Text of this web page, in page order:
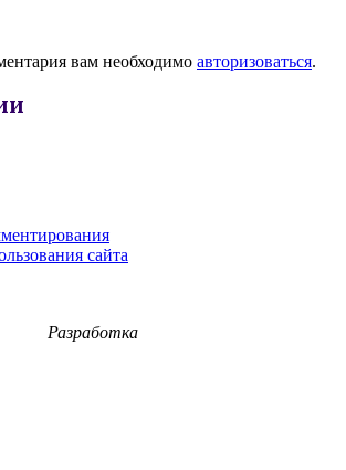
вам необходимо авторизоваться.
сайта
Разработка